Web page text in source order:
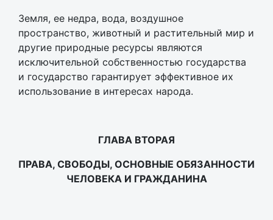
Земля, ее недра, вода, воздушное
пространство, животный и растительный мир и
другие природные ресурсы являются
исключительной собственностью государства
и государство гарантирует эффективное их
использование в интересах народа.
ГЛАВА ВТОРАЯ
ПРАВА, СВОБОДЫ, ОСНОВНЫЕ ОБЯЗАННОСТИ
ЧЕЛОВЕКА И ГРАЖДАНИНА